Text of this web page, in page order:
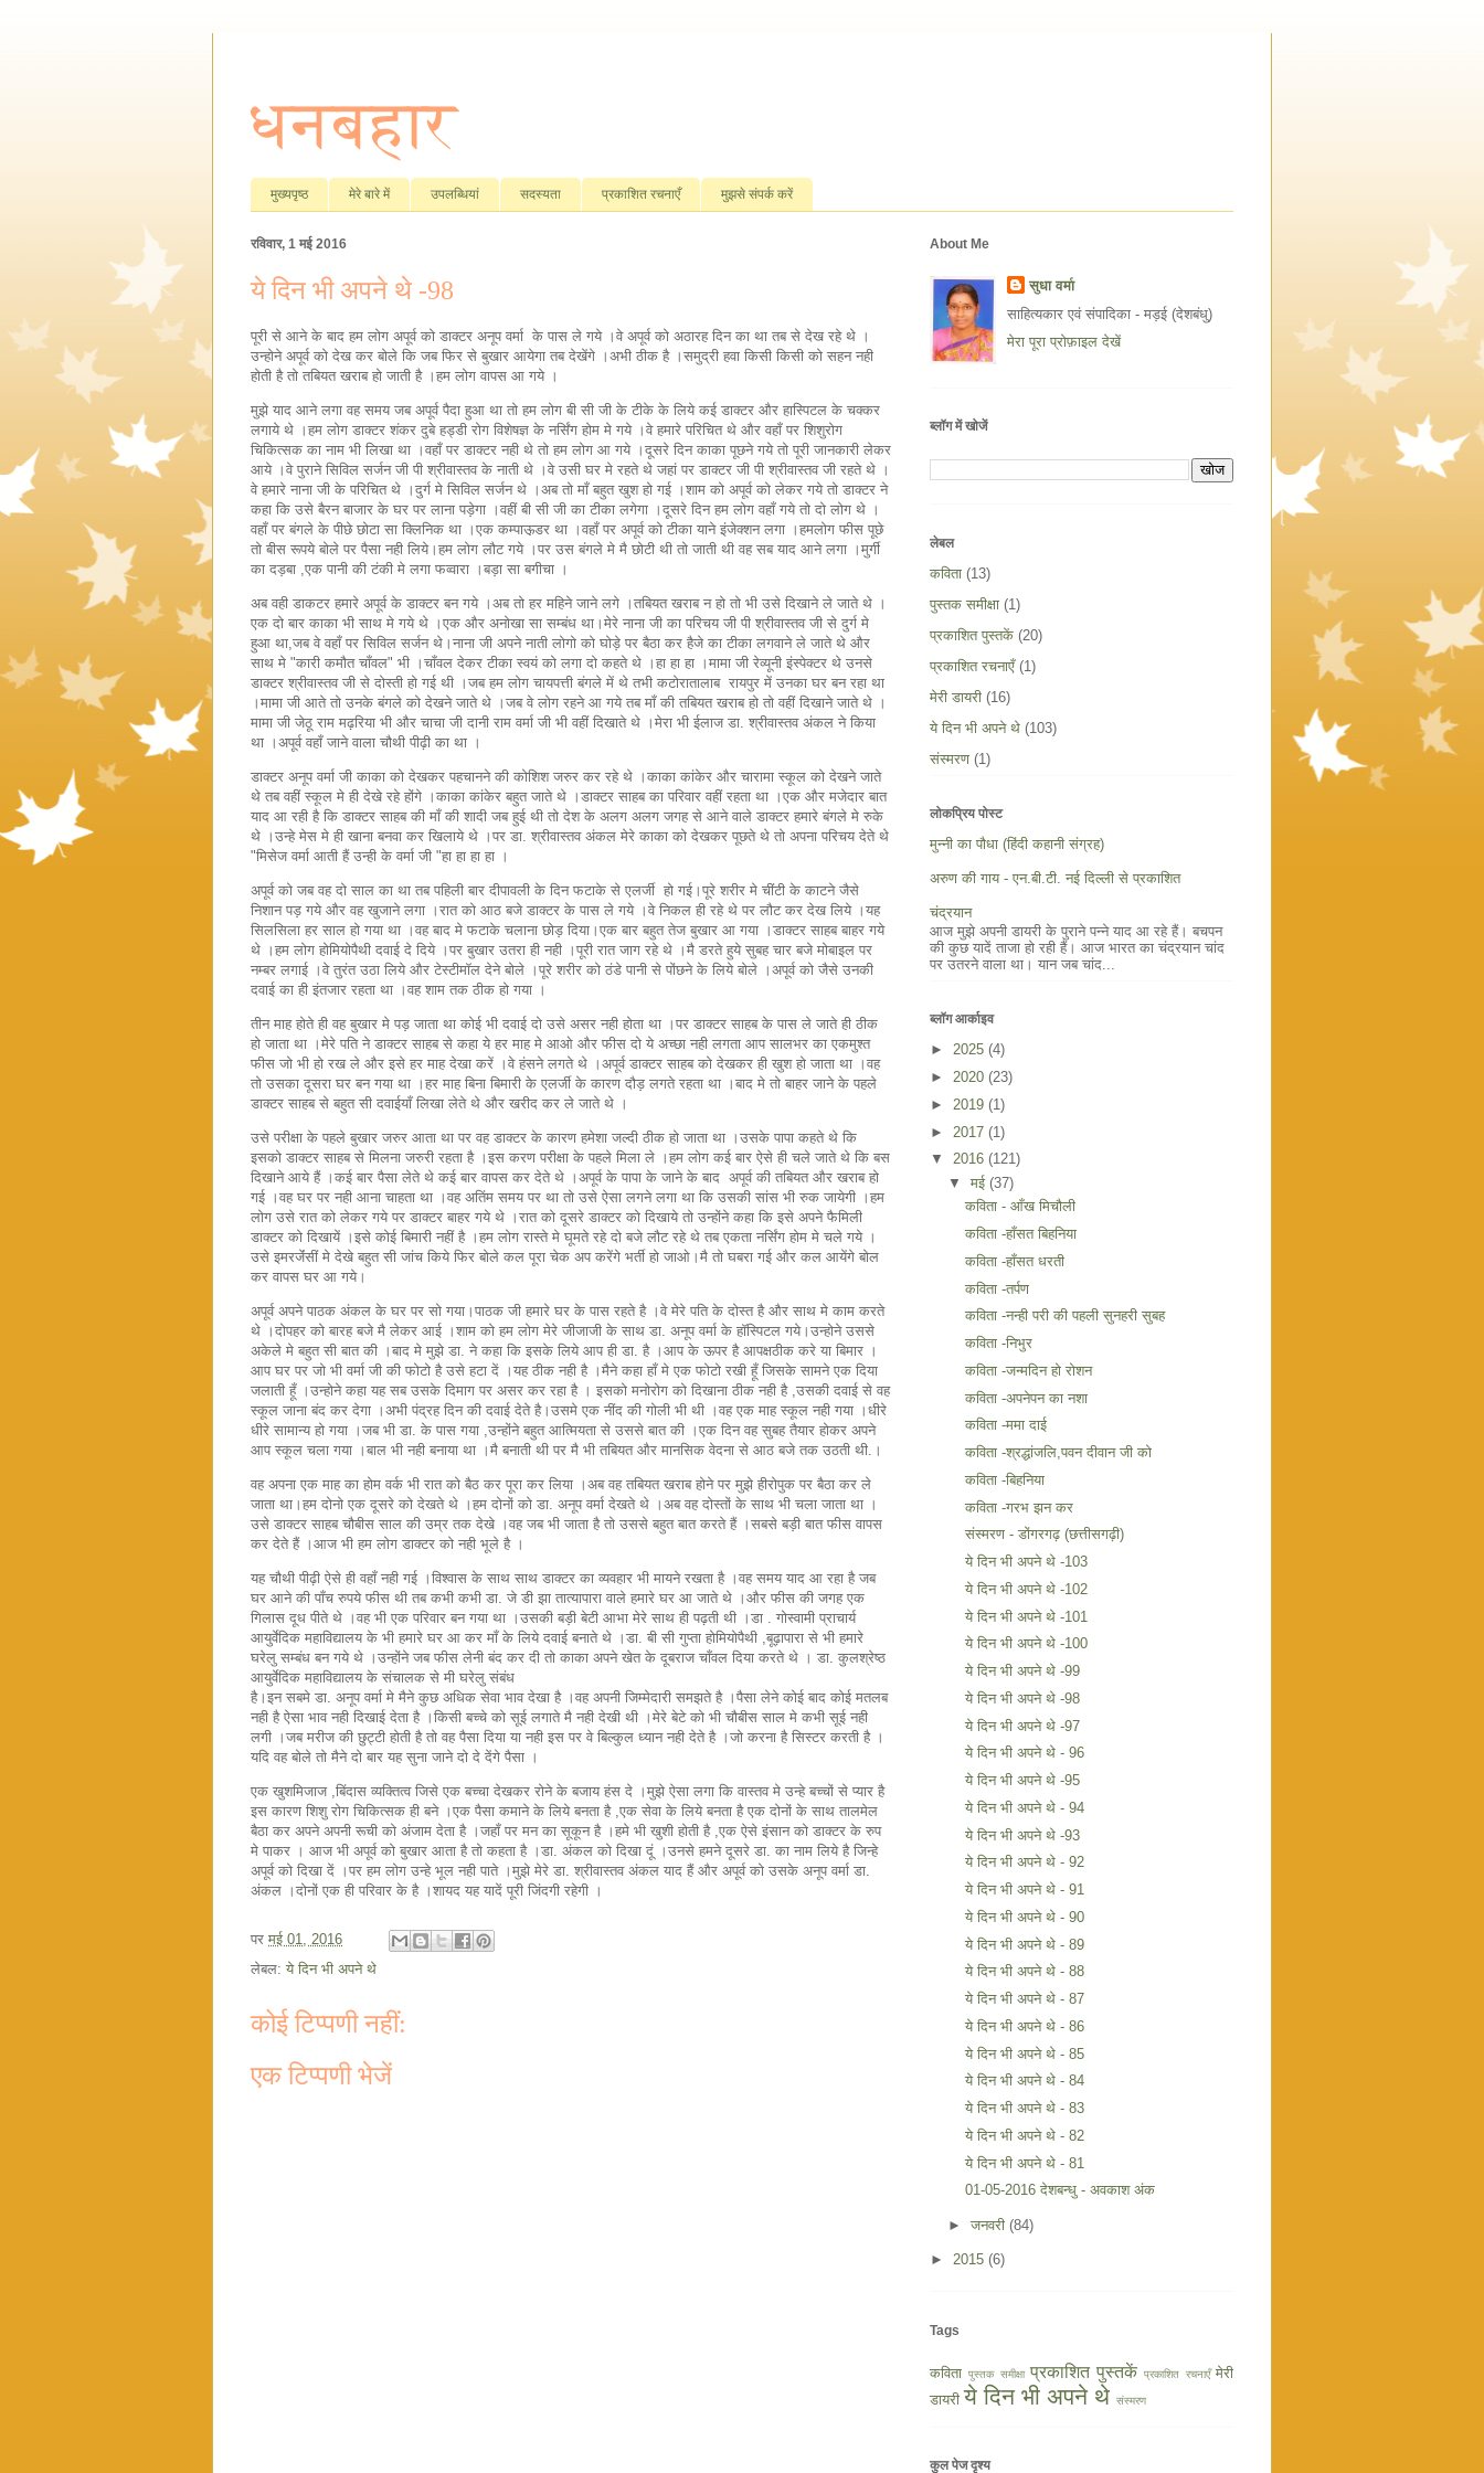
धनबहार
मुख्यपृष्ठ मेरे बारे में उपलब्धियां सदस्यता प्रकाशित रचनाएँ मुझसे संपर्क करें
रविवार, 1 मई 2016
ये दिन भी अपने थे -98
पूरी से आने के बाद हम लोग अपूर्व को डाक्टर अनूप वर्मा के पास ले गये ।वे अपूर्व को अठारह दिन का था तब से देख रहे थे ।
उन्होने अपूर्व को देख कर बोले कि जब फिर से बुखार आयेगा तब देखेंगे ।अभी ठीक है ।समुद्री हवा किसी किसी को सहन नही
होती है तो तबियत खराब हो जाती है ।हम लोग वापस आ गये ।
मुझे याद आने लगा वह समय जब अपूर्व पैदा हुआ था तो हम लोग बी सी जी के टीके के लिये कई डाक्टर और हास्पिटल के चक्कर
लगाये थे ।हम लोग डाक्टर शंकर दुबे हड्डी रोग विशेषज्ञ के नर्सिंग होम मे गये ।वे हमारे परिचित थे और वहाँ पर शिशुरोग
चिकित्सक का नाम भी लिखा था ।वहाँ पर डाक्टर नही थे तो हम लोग आ गये ।दूसरे दिन काका पूछने गये तो पूरी जानकारी लेकर
आये ।वे पुराने सिविल सर्जन जी पी श्रीवास्तव के नाती थे ।वे उसी घर मे रहते थे जहां पर डाक्टर जी पी श्रीवास्तव जी रहते थे ।
वे हमारे नाना जी के परिचित थे ।दुर्ग मे सिविल सर्जन थे ।अब तो माँ बहुत खुश हो गई ।शाम को अपूर्व को लेकर गये तो डाक्टर ने
कहा कि उसे बैरन बाजार के घर पर लाना पड़ेगा ।वहीं बी सी जी का टीका लगेगा ।दूसरे दिन हम लोग वहाँ गये तो दो लोग थे ।
वहाँ पर बंगले के पीछे छोटा सा क्लिनिक था ।एक कम्पाऊ़डर था ।वहाँ पर अपूर्व को टीका याने इंजेक्शन लगा ।हमलोग फीस पूछे
तो बीस रूपये बोले पर पैसा नही लिये।हम लोग लौट गये ।पर उस बंगले मे मै छोटी थी तो जाती थी वह सब याद आने लगा ।मुर्गी
का दड़बा ,एक पानी की टंकी मे लगा फव्वारा ।बड़ा सा बगीचा ।
अब वही डाकटर हमारे अपूर्व के डाक्टर बन गये ।अब तो हर महिने जाने लगे ।तबियत खराब न हो तो भी उसे दिखाने ले जाते थे ।
एक दो बार काका भी साथ मे गये थे ।एक और अनोखा सा सम्बंध था।मेरे नाना जी का परिचय जी पी श्रीवास्तव जी से दुर्ग मे
हुआ था,जब वे वहाँ पर सिविल सर्जन थे।नाना जी अपने नाती लोगो को घोड़े पर बैठा कर हैजे का टीका लगवाने ले जाते थे और
साथ मे "कारी कमौत चाँवल" भी ।चाँवल देकर टीका स्वयं को लगा दो कहते थे ।हा हा हा ।मामा जी रेव्यूनी इंस्पेक्टर थे उनसे
डाक्टर श्रीवास्तव जी से दोस्ती हो गई थी ।जब हम लोग चायपत्ती बंगले में थे तभी कटोरातालाब रायपुर में उनका घर बन रहा था
।मामा जी आते तो उनके बंगले को देखने जाते थे ।जब वे लोग रहने आ गये तब माँ की तबियत खराब हो तो वहीं दिखाने जाते थे ।
मामा जी जेठू राम मढ़रिया भी और चाचा जी दानी राम वर्मा जी भी वहीं दिखाते थे ।मेरा भी ईलाज डा. श्रीवास्तव अंकल ने किया
था ।अपूर्व वहाँ जाने वाला चौथी पीढ़ी का था ।
डाक्टर अनूप वर्मा जी काका को देखकर पहचानने की कोशिश जरुर कर रहे थे ।काका कांकेर और चारामा स्कूल को देखने जाते
थे तब वहीं स्कूल मे ही देखे रहे होंगे ।काका कांकेर बहुत जाते थे ।डाक्टर साहब का परिवार वहीं रहता था ।एक और मजेदार बात
याद आ रही है कि डाक्टर साहब की माँ की शादी जब हुई थी तो देश के अलग अलग जगह से आने वाले डाक्टर हमारे बंगले मे रुके
थे ।उन्हे मेस मे ही खाना बनवा कर खिलाये थे ।पर डा. श्रीवास्तव अंकल मेरे काका को देखकर पूछते थे तो अपना परिचय देते थे
"मिसेज वर्मा आती हैं उन्ही के वर्मा जी "हा हा हा हा ।
अपूर्व को जब वह दो साल का था तब पहिली बार दीपावली के दिन फटाके से एलर्जी हो गई।पूरे शरीर मे चींटी के काटने जैसे
निशान पड़ गये और वह खुजाने लगा ।रात को आठ बजे डाक्टर के पास ले गये ।वे निकल ही रहे थे पर लौट कर देख लिये ।यह
सिलसिला हर साल हो गया था ।वह बाद मे फटाके चलाना छोड़ दिया।एक बार बहुत तेज बुखार आ गया ।डाक्टर साहब बाहर गये
थे ।हम लोग होमियोपैथी दवाई दे दिये ।पर बुखार उतरा ही नही ।पूरी रात जाग रहे थे ।मै डरते हुये सुबह चार बजे मोबाइल पर
नम्बर लगाई ।वे तुरंत उठा लिये और टेस्टीमॉल देने बोले ।पूरे शरीर को ठंडे पानी से पोंछने के लिये बोले ।अपूर्व को जैसे उनकी
दवाई का ही इंतजार रहता था ।वह शाम तक ठीक हो गया ।
तीन माह होते ही वह बुखार मे पड़ जाता था कोई भी दवाई दो उसे असर नही होता था ।पर डाक्टर साहब के पास ले जाते ही ठीक
हो जाता था ।मेरे पति ने डाक्टर साहब से कहा ये हर माह मे आओ और फीस दो ये अच्छा नही लगता आप सालभर का एकमुश्त
फीस जो भी हो रख ले और इसे हर माह देखा करें ।वे हंसने लगते थे ।अपूर्व डाक्टर साहब को देखकर ही खुश हो जाता था ।वह
तो उसका दूसरा घर बन गया था ।हर माह बिना बिमारी के एलर्जी के कारण दौड़ लगते रहता था ।बाद मे तो बाहर जाने के पहले
डाक्टर साहब से बहुत सी दवाईयाँ लिखा लेते थे और खरीद कर ले जाते थे ।
उसे परीक्षा के पहले बुखार जरुर आता था पर वह डाक्टर के कारण हमेशा जल्दी ठीक हो जाता था ।उसके पापा कहते थे कि
इसको डाक्टर साहब से मिलना जरुरी रहता है ।इस करण परीक्षा के पहले मिला ले ।हम लोग कई बार ऐसे ही चले जाते थे कि बस
दिखाने आये हैं ।कई बार पैसा लेते थे कई बार वापस कर देते थे ।अपूर्व के पापा के जाने के बाद अपूर्व की तबियत और खराब हो
गई ।वह घर पर नही आना चाहता था ।वह अतिंम समय पर था तो उसे ऐसा लगने लगा था कि उसकी सांस भी रुक जायेगी ।हम
लोग उसे रात को लेकर गये पर डाक्टर बाहर गये थे ।रात को दूसरे डाक्टर को दिखाये तो उन्होंने कहा कि इसे अपने फैमिली
डाक्टर को दिखायें ।इसे कोई बिमारी नहीं है ।हम लोग रास्ते मे घूमते रहे दो बजे लौट रहे थे तब एकता नर्सिंग होम मे चले गये ।
उसे इमरजेंंसीं मे देखे बहुत सी जांच किये फिर बोले कल पूरा चेक अप करेंगे भर्ती हो जाओ।मै तो घबरा गई और कल आयेंगे बोल
कर वापस घर आ गये।
अपूर्व अपने पाठक अंकल के घर पर सो गया।पाठक जी हमारे घर के पास रहते है ।वे मेरे पति के दोस्त है और साथ मे काम करते
थे ।दोपहर को बारह बजे मै लेकर आई ।शाम को हम लोग मेरे जीजाजी के साथ डा. अनूप वर्मा के हॉस्पिटल गये।उन्होने उससे
अकेले मे बहुत सी बात की ।बाद मे मुझे डा. ने कहा कि इसके लिये आप ही डा. है ।आप के ऊपर है आपक्षठीक करे या बिमार ।
आप घर पर जो भी वर्मा जी की फोटो है उसे हटा दें ।यह ठीक नही है ।मैने कहा हाँ मे एक फोटो रखी हूँ जिसके सामने एक दिया
जलाती हूँ ।उन्होने कहा यह सब उसके दिमाग पर असर कर रहा है । इसको मनोरोग को दिखाना ठीक नही है ,उसकी दवाई से वह
स्कूल जाना बंद कर देगा ।अभी पंद्रह दिन की दवाई देते है।उसमे एक नींद की गोली भी थी ।वह एक माह स्कूल नही गया ।धीरे
धीरे सामान्य हो गया ।जब भी डा. के पास गया ,उन्होंने बहुत आत्मियता से उससे बात की ।एक दिन वह सुबह तैयार होकर अपने
आप स्कूल चला गया ।बाल भी नही बनाया था ।मै बनाती थी पर मै भी तबियत और मानसिक वेदना से आठ बजे तक उठती थी.।
वह अपना एक माह का होम वर्क भी रात को बैठ कर पूरा कर लिया ।अब वह तबियत खराब होने पर मुझे हीरोपुक पर बैठा कर ले
जाता था।हम दोनो एक दूसरे को देखते थे ।हम दोनों को डा. अनूप वर्मा देखते थे ।अब वह दोस्तों के साथ भी चला जाता था ।
उसे डाक्टर साहब चौबीस साल की उम्र तक देखे ।वह जब भी जाता है तो उससे बहुत बात करते हैं ।सबसे बड़ी बात फीस वापस
कर देते हैं ।आज भी हम लोग डाक्टर को नही भूले है ।
यह चौथी पीढ़ी ऐसे ही वहाँ नही गई ।विश्वास के साथ साथ डाक्टर का व्यवहार भी मायने रखता है ।वह समय याद आ रहा है जब
घर आने की पाँच रुपये फीस थी तब कभी कभी डा. जे डी झा तात्यापारा वाले हमारे घर आ जाते थे ।और फीस की जगह एक
गिलास दूध पीते थे ।वह भी एक परिवार बन गया था ।उसकी बड़ी बेटी आभा मेरे साथ ही पढ़ती थी ।डा . गोस्वामी प्राचार्य
आयुर्वेदिक महाविद्यालय के भी हमारे घर आ कर माँ के लिये दवाई बनाते थे ।डा. बी सी गुप्ता होमियोपैथी ,बूढ़ापारा से भी हमारे
घरेलु सम्बंध बन गये थे ।उन्होंने जब फीस लेनी बंद कर दी तो काका अपने खेत के दूबराज चाँवल दिया करते थे । डा. कुलश्रेष्ठ
आयुर्वेदिक महाविद्यालय के संचालक से मी घरेलु संबंध
है।इन सबमे डा. अनूप वर्मा मे मैने कुछ अधिक सेवा भाव देखा है ।वह अपनी जिम्मेदारी समझते है ।पैसा लेने कोई बाद कोई मतलब
नही है ऐसा भाव नही दिखाई देता है ।किसी बच्चे को सूई लगाते मै नही देखी थी ।मेरे बेटे को भी चौबीस साल मे कभी सूई नही
लगी ।जब मरीज की छुट्टी होती है तो वह पैसा दिया या नही इस पर वे बिल्कुल ध्यान नही देते है ।जो करना है सिस्टर करती है ।
यदि वह बोले तो मैने दो बार यह सुना जाने दो दे देंगे पैसा ।
एक खुशमिजाज ,बिंदास व्यक्तित्व जिसे एक बच्चा देखकर रोने के बजाय हंस दे ।मुझे ऐसा लगा कि वास्तव मे उन्हे बच्चों से प्यार है
इस कारण शिशु रोग चिकित्सक ही बने ।एक पैसा कमाने के लिये बनता है ,एक सेवा के लिये बनता है एक दोनों के साथ तालमेल
बैठा कर अपने अपनी रूची को अंजाम देता है ।जहाँ पर मन का सूकून है ।हमे भी खुशी होती है ,एक ऐसे इंसान को डाक्टर के रुप
मे पाकर । आज भी अपूर्व को बुखार आता है तो कहता है ।डा. अंकल को दिखा दूं ।उनसे हमने दूसरे डा. का नाम लिये है जिन्हे
अपूर्व को दिखा दें ।पर हम लोग उन्हे भूल नही पाते ।मुझे मेरे डा. श्रीवास्तव अंकल याद हैं और अपूर्व को उसके अनूप वर्मा डा.
अंकल ।दोनों एक ही परिवार के है ।शायद यह यादें पूरी जिंदगी रहेगी ।
पर मई 01, 2016
लेबल: ये दिन भी अपने थे
कोई टिप्पणी नहीं:
एक टिप्पणी भेजें
About Me
सुधा वर्मा
साहित्यकार एवं संपादिका - मड़ई (देशबंधु)
मेरा पूरा प्रोफ़ाइल देखें
ब्लॉग में खोजें
लेबल
कविता (13)
पुस्तक समीक्षा (1)
प्रकाशित पुस्तकें (20)
प्रकाशित रचनाएँ (1)
मेरी डायरी (16)
ये दिन भी अपने थे (103)
संस्मरण (1)
लोकप्रिय पोस्ट
मुन्नी का पौधा (हिंदी कहानी संग्रह)
अरुण की गाय - एन.बी.टी. नई दिल्ली से प्रकाशित
चंद्रयान
आज मुझे अपनी डायरी के पुराने पन्ने याद आ रहे हैं। बचपन
की कुछ यादें ताजा हो रही हैं। आज भारत का चंद्रयान चांद
पर उतरने वाला था। यान जब चांद...
ब्लॉग आर्काइव
► 2025 (4)
► 2020 (23)
► 2019 (1)
► 2017 (1)
▼ 2016 (121)
▼ मई (37)
कविता - आँख मिचौली
कविता -हाँसत बिहनिया
कविता -हाँसत धरती
कविता -तर्पण
कविता -नन्ही परी की पहली सुनहरी सुबह
कविता -निभुर
कविता -जन्मदिन हो रोशन
कविता -अपनेपन का नशा
कविता -ममा दाई
कविता -श्रद्धांजलि,पवन दीवान जी को
कविता -बिहनिया
कविता -गरभ झन कर
संस्मरण - डोंगरगढ़ (छत्तीसगढ़ी)
ये दिन भी अपने थे -103
ये दिन भी अपने थे -102
ये दिन भी अपने थे -101
ये दिन भी अपने थे -100
ये दिन भी अपने थे -99
ये दिन भी अपने थे -98
ये दिन भी अपने थे -97
ये दिन भी अपने थे - 96
ये दिन भी अपने थे -95
ये दिन भी अपने थे - 94
ये दिन भी अपने थे -93
ये दिन भी अपने थे - 92
ये दिन भी अपने थे - 91
ये दिन भी अपने थे - 90
ये दिन भी अपने थे - 89
ये दिन भी अपने थे - 88
ये दिन भी अपने थे - 87
ये दिन भी अपने थे - 86
ये दिन भी अपने थे - 85
ये दिन भी अपने थे - 84
ये दिन भी अपने थे - 83
ये दिन भी अपने थे - 82
ये दिन भी अपने थे - 81
01-05-2016 देशबन्धु - अवकाश अंक
► जनवरी (84)
► 2015 (6)
Tags
कविता पुस्तक समीक्षा प्रकाशित पुस्तकें प्रकाशित रचनाएँ मेरी
डायरी ये दिन भी अपने थे संस्मरण
कुल पेज दृश्य